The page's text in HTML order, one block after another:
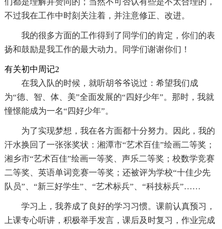
们都是理解并赞同的；当然不可否认有些是不太合理的，
不过我在工作中时刻关注着，并注意修正、改进。
我的很多方面的工作得到了同学们的肯定，你们的表
扬和鼓励是我工作的最大动力。同学们谢谢你们！
有关初中周记2
在我入队的时候，就听胡爷爷说过：希望我们成
为“德、智、体、美”全面发展的“四好少年”。那时，我就
憧憬能成为一名“四好少年”。
为了实现梦想，我在各方面都十分努力。因此，我的
汗水换回了一张张奖状：湘潭市“艺术百佳”绘画二等奖；
湘乡市“艺术百佳”绘画一等奖、声乐二等奖；校数学竞赛
二等奖、英语单词竞赛一等奖；还被评为学校“十佳少先
队员”、“新三好学生”、“艺术标兵”、“科技标兵”……
学习上，我养成了良好的学习习惯。课前认真预习，
上课专心听讲，积极举手发言，课后及时复习，作业完成